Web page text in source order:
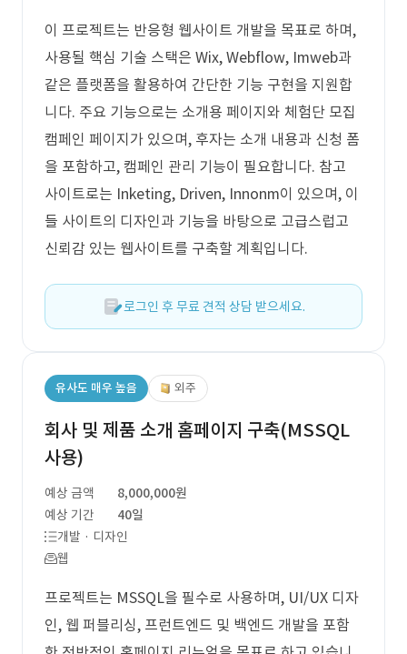
이 프로젝트는 반응형 웹사이트 개발을 목표로 하며,
사용될 핵심 기술 스택은 Wix, Webflow, Imweb과
같은 플랫폼을 활용하여 간단한 기능 구현을 지원합
니다. 주요 기능으로는 소개용 페이지와 체험단 모집
캠페인 페이지가 있으며, 후자는 소개 내용과 신청 폼
을 포함하고, 캠페인 관리 기능이 필요합니다. 참고
사이트로는 Inketing, Driven, Innonm이 있으며, 이
들 사이트의 디자인과 기능을 바탕으로 고급스럽고
신뢰감 있는 웹사이트를 구축할 계획입니다.
로그인 후 무료 견적 상담 받으세요.
유사도 매우 높음 외주
회사 및 제품 소개 홈페이지 구축(MSSQL
사용)
예상 금액
8,000,000원
예상 기간
40일
개발 · 디자인
웹
프로젝트는 MSSQL을 필수로 사용하며, UI/UX 디자
인, 웹 퍼블리싱, 프런트엔드 및 백엔드 개발을 포함